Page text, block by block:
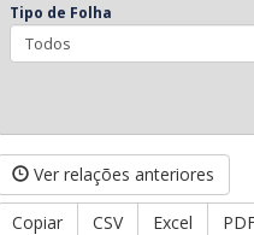
Tipo de Folha
Ver relações anteriores
Copiar CSV Excel